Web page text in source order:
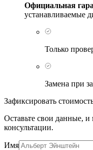
Официальная
устанавливаемые
Только
Замена при
Зафиксировать
Оставьте свои данные,
консультации.
Имя